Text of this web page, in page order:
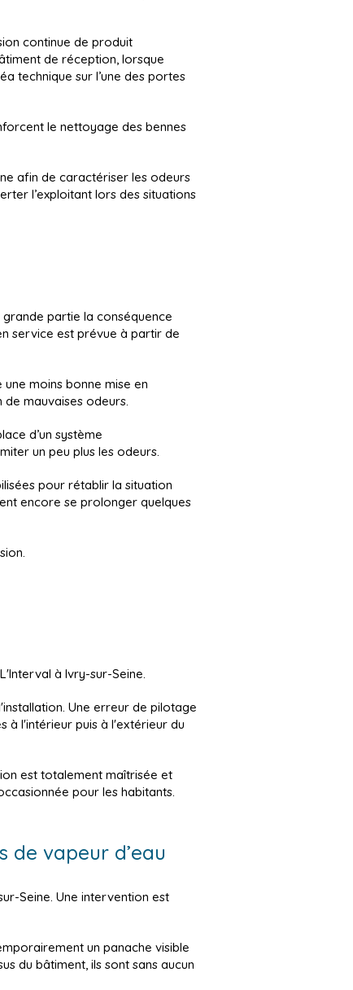
continue de produit
de réception, lorsque
technique sur l’une des portes
le nettoyage des bennes
afin de caractériser les odeurs
l’exploitant lors des situations
partie la conséquence
service est prévue à partir de
moins bonne mise en
mauvaises odeurs.
d’un système
un peu plus les odeurs.
pour rétablir la situation
encore se prolonger quelques
à Ivry-sur-Seine.
Une erreur de pilotage
à l'intérieur puis à l'extérieur du
est totalement maîtrisée et
pour les habitants.
de vapeur d’eau
Seine. Une intervention est
un panache visible
du bâtiment, ils sont sans aucun